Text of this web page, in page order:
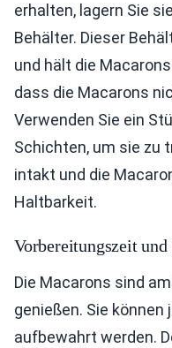
erhalten, lagern Sie
Behälter. Dieser
und hält die
dass die Macarons
Verwenden Sie ein
Schichten, um sie zu
intakt und die
Haltbarkeit.
Vorbereitungszeit
Die Macarons sind
genießen. Sie
aufbewahrt werden.